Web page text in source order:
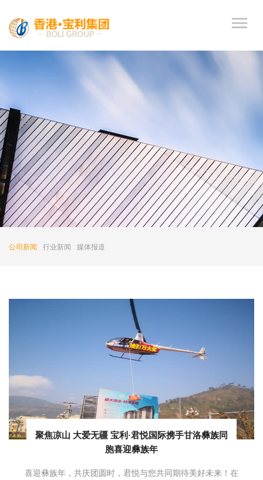
公司新闻 行业新闻 媒体报道
聚焦凉山 大爱无疆 宝利·君悦国际携手甘洛彝族同
胞喜迎彝族年
喜迎彝族年，共庆团圆时，君悦与您共同期待美好未来！在